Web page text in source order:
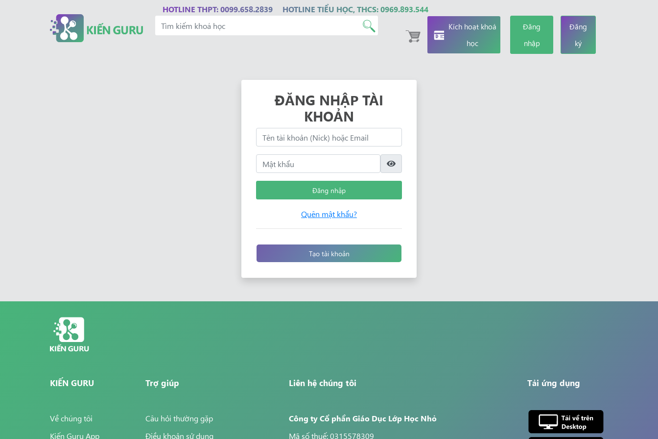
HOTLINE THPT: 0099.658.2839 HOTLINE TIỂU HỌC, THCS: 0969.893.544
Kích hoạt khoá
học
Đăng
nhập
Đăng
ký
ĐĂNG NHẬP TÀI
KHOẢN
Đăng nhập
Quên mật khẩu?
Tạo tài khoản
KIẾN GURU
Về chúng tôi
Kiến Guru App
Trợ giúp
Câu hỏi thường gặp
Điều khoản sử dụng
Liên hệ chúng tôi
Công ty Cổ phần Giáo Dục Lớp Học Nhỏ
Mã số thuế: 0315578309
Tải ứng dụng